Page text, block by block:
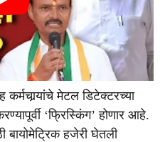
कर्मचार्‍यांचे मेटल डिटेक्टरच्या
‘फ्रिस्किंग’ होणार आहे.
बायोमेट्रिक हजेरी घेतली